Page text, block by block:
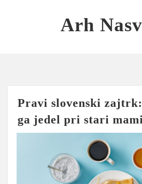
Arh
Pravi slovenski
ga jedel pri stari mami